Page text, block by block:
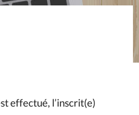
effectué, l’inscrit(e)